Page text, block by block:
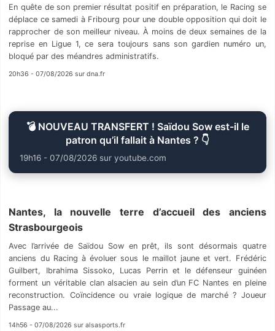
En quête de son premier résultat positif en préparation, le Racing se
déplace ce samedi à Fribourg pour une double opposition qui doit le
rapprocher de son meilleur niveau. À moins de deux semaines de la
reprise en Ligue 1, ce sera toujours sans son gardien numéro un,
bloqué par des méandres administratifs.
20h36 - 07/08/2026 sur dna.fr
💣 NOUVEAU TRANSFERT ! Saïdou Sow est-il le
patron qu’il fallait à Nantes ? 👇
19h16 - 07/08/2026 sur youtube.com
Nantes, la nouvelle terre d’accueil des anciens
Strasbourgeois
Avec l’arrivée de Saïdou Sow en prêt, ils sont désormais quatre
anciens du Racing à évoluer sous le maillot jaune et vert. Frédéric
Guilbert, Ibrahima Sissoko, Lucas Perrin et le défenseur guinéen
forment un véritable clan alsacien au sein d’un FC Nantes en pleine
reconstruction. Coïncidence ou vraie logique de marché ? Joueur
Passage au...
14h56 - 07/08/2026 sur alsasports.fr